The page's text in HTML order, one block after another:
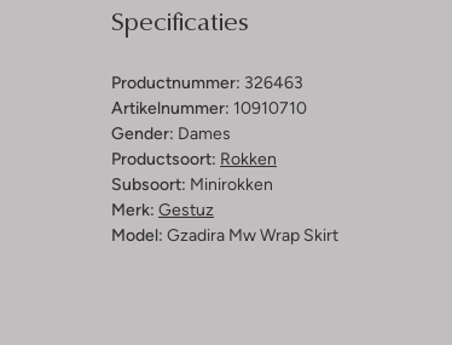
Specificaties
Productnummer: 326463
Artikelnummer: 10910710
Gender: Dames
Productsoort: Rokken
Subsoort: Minirokken
Merk: Gestuz
Model: Gzadira Mw Wrap Skirt